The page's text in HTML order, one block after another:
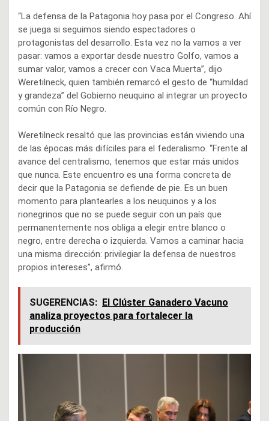
“La defensa de la Patagonia hoy pasa por el Congreso. Ahí
se juega si seguimos siendo espectadores o
protagonistas del desarrollo. Esta vez no la vamos a ver
pasar: vamos a exportar desde nuestro Golfo, vamos a
sumar valor, vamos a crecer con Vaca Muerta”, dijo
Weretilneck, quien también remarcó el gesto de “humildad
y grandeza” del Gobierno neuquino al integrar un proyecto
común con Río Negro.
Weretilneck resaltó que las provincias están viviendo una
de las épocas más difíciles para el federalismo. “Frente al
avance del centralismo, tenemos que estar más unidos
que nunca. Este encuentro es una forma concreta de
decir que la Patagonia se defiende de pie. Es un buen
momento para plantearles a los neuquinos y a los
rionegrinos que no se puede seguir con un país que
permanentemente nos obliga a elegir entre blanco o
negro, entre derecha o izquierda. Vamos a caminar hacia
una misma dirección: privilegiar la defensa de nuestros
propios intereses”, afirmó.
SUGERENCIAS: El Clúster Ganadero Vacuno
analiza proyectos para fortalecer la
producción